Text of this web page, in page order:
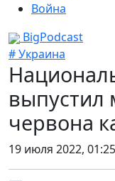
Война
BigPodcast
# Украина
выпустил
червона
19 июля 2022,